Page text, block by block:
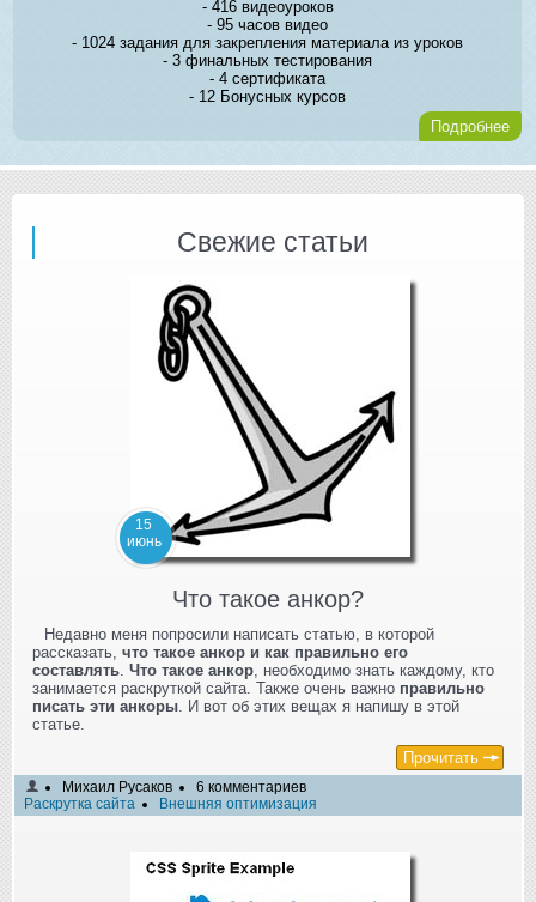
- 416 видеоуроков
- 95 часов видео
- 1024 задания для закрепления материала из уроков
- 3 финальных тестирования
- 4 сертификата
- 12 Бонусных курсов
Подробнее
Свежие статьи
15
июнь
Что такое анкор?
Недавно меня попросили написать статью, в которой
рассказать, что такое анкор и как правильно его
составлять Что такое анкор , необходимо знать каждому, кто
занимается раскруткой сайта. Также очень важно правильно
писать эти анкоры . И вот об этих вещах я напишу в этой
статье.
Прочитать
Михаил Русаков
6 комментариев
Раскрутка сайта
Внешняя оптимизация